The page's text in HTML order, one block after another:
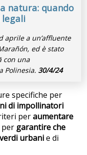
natura: quando
aprile a un’affluente
ed è stato
con una
Polinesia. 30/4/24
specifiche per
di impollinatori
peraumentare
per garantire che
urbanie di